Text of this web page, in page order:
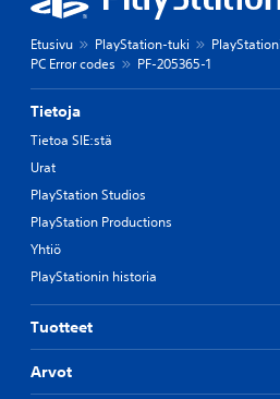
Etusivu PlayStation-tuki
PC Error codes
PF-205365-1
Tietoja
Tietoa SIE:stä
Urat
PlayStation Studios
PlayStation Productions
Yhtiö
PlayStationin historia
Tuotteet
Arvot